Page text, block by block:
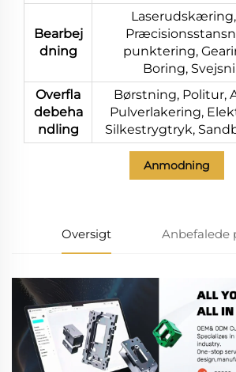
Bearbej
dning
punktering,
Boring,
Overfla
debeha
ndling
Børstning, Politur,
Pulverlakering,
Silkestrygtryk,
Anmodning
Oversigt Anbefalede